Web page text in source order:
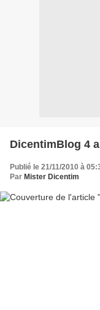
DicentimBlog 4
Publié le 21/11/2010 à
Par Mister Dicentim